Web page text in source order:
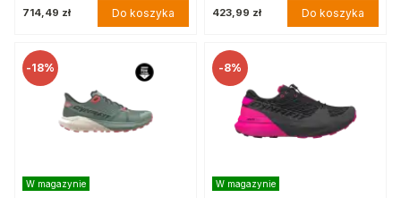
714,49 zł Do koszyka 423,99 zł Do koszyka
-18%
W magazynie
-8%
W magazynie